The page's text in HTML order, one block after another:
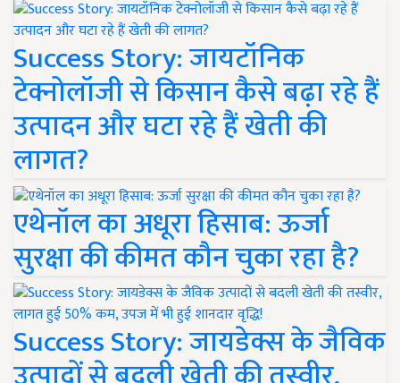
Success Story: जायटॉनिक
टेक्नोलॉजी से किसान कैसे बढ़ा रहे हैं
उत्पादन और घटा रहे हैं खेती की
लागत?
एथेनॉल का अधूरा हिसाब: ऊर्जा
सुरक्षा की कीमत कौन चुका रहा है?
Success Story: जायडेक्स के जैविक